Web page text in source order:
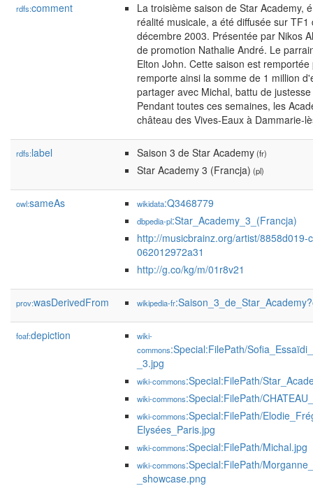
rdfs:comment
La troisième saison de Star Academy,
réalité musicale, a été diffusée sur
décembre 2003. Présentée par Nikos
de promotion Nathalie André. Le
Elton John. Cette saison est
remporte ainsi la somme de 1 million
partager avec Michal, battu de
Pendant toutes ces semaines, les
château des Vives-Eaux à Dammarie-
rdfs:label Saison 3 de Star Academy(fr)
Star Academy 3 (Francja) (pl)
owl:sameAs wikidata:Q3468779
dbpedia-pl:Star_Academy_3_(Francja)
http://musicbrainz.org/artist/8858d019-
062012972a31
http://g.co/kg/m/01r8v21
prov:wasDerivedFrom wikipedia-fr
foaf:depiction
wiki-
commons:Special:FilePath/
_3.jpg
wiki-commons:Special:FilePath/
wiki-commons:Special:FilePath/
wiki-commons:Special:FilePath/
Elysées_Paris.jpg
wiki-commons:Special:FilePath/Michal.jpg
wiki-commons:Special:FilePath/
_showcase.png